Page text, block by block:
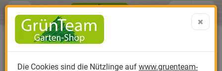
Produktkatalog
0 ARTIKEL IM WARENKORB
Ergebnisse ()
Menü Search
Die Cookies sind die Nützlinge auf www.gruenteam-